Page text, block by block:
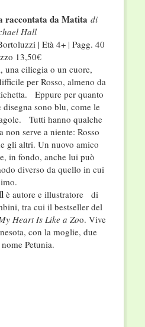
raccontata da Matita di
Hall
| Età 4+ | Pagg. 40
13,50€
una ciliegia o un cuore,
per Rosso, almeno da
Eppure per quanto
sono blu, come le
Tutti hanno qualche
serve a niente: Rosso
gli altri. Un nuovo amico
in fondo, anche lui può
diverso da quello in cui
è autore e illustratore di
tra cui il bestseller del
Heart Is Like a Zoo. Vive
con la moglie, due
Petunia.